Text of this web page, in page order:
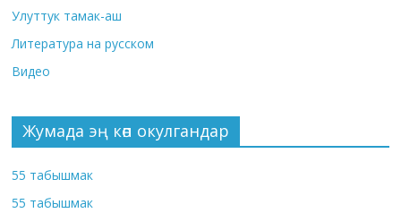
Улуттук тамак-аш
Литература на русском
Видео
Жумада эң көп окулгандар
55 табышмак
55 табышмак